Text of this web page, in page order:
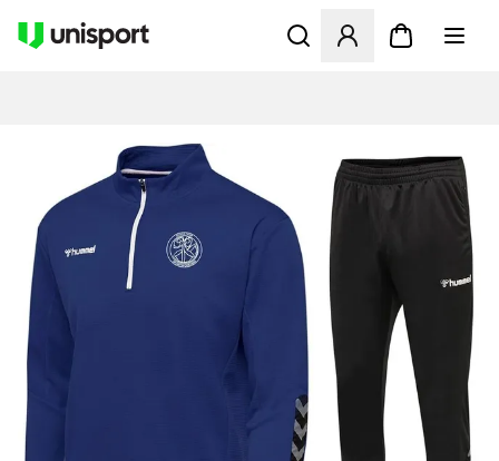
Åbner en Modal til at